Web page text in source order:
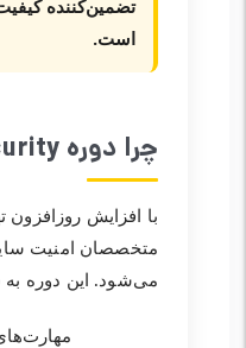
تضمین‌کننده
است.
چرا دوره CompTIA Security+؟
با افزایش روزافزون
متخصصان امنیت
می‌شود. این دوره